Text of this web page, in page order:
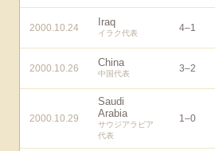
2000.10.24 Iraq
イラク代表 4–1
2000.10.26 China
中国代表 3–2
2000.10.29
Saudi
Arabia
サウジアラビア
代表
1–0